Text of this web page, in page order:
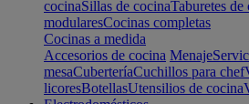
cocinaSillas de cocinaTaburetes de
modularesCocinas completas
Cocinas a medida
Accesorios de cocina Menaje
mesaCuberteríaCuchillos para chef
licoresBotellasUtensilios de cocina